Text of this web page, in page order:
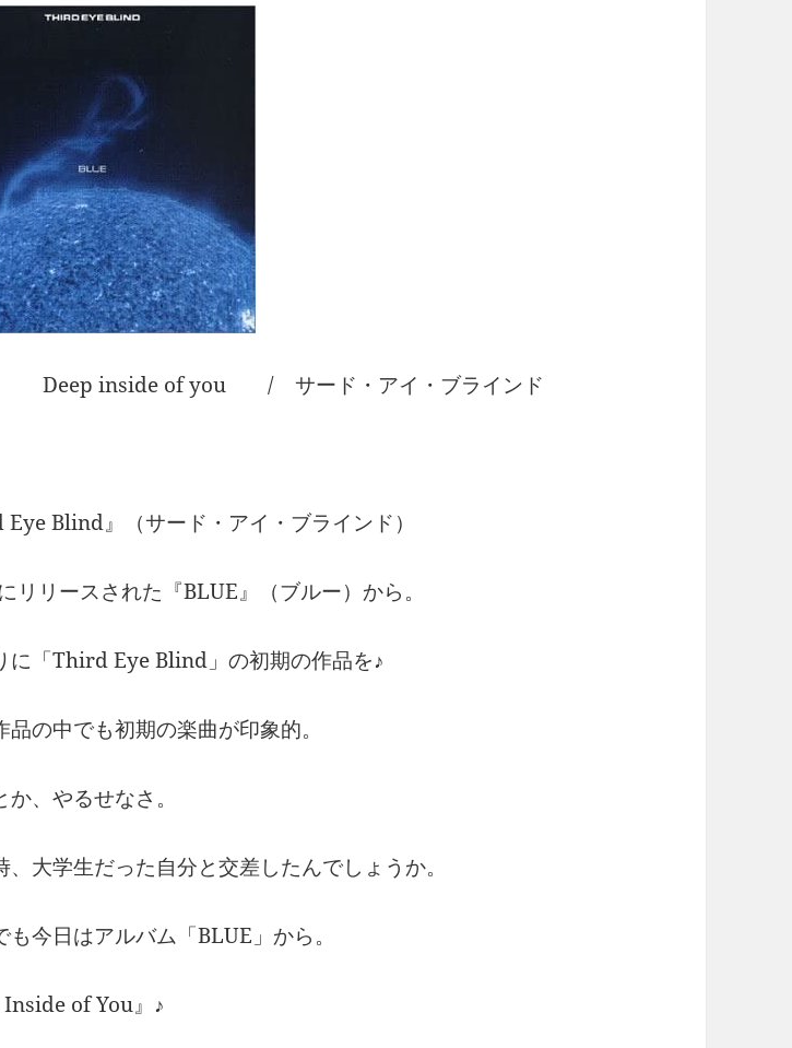
inside of you / サード・アイ・ブラインド
Eye Blind』（サード・アイ・ブラインド）
リリースされた『BLUE』（ブルー）から。
に「Third Eye Blind」の初期の作品を♪
品の中でも初期の楽曲が印象的。
か、やるせなさ。
、大学生だった自分と交差したんでしょうか。
も今日はアルバム「BLUE」から。
Inside of You』♪